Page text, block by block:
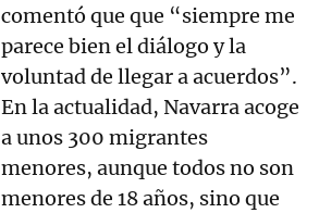
comentó que que “siempre me
parece bien el diálogo y la
voluntad de llegar a acuerdos”.
En la actualidad, Navarra acoge
a unos 300 migrantes
menores, aunque todos no son
menores de 18 años, sino que